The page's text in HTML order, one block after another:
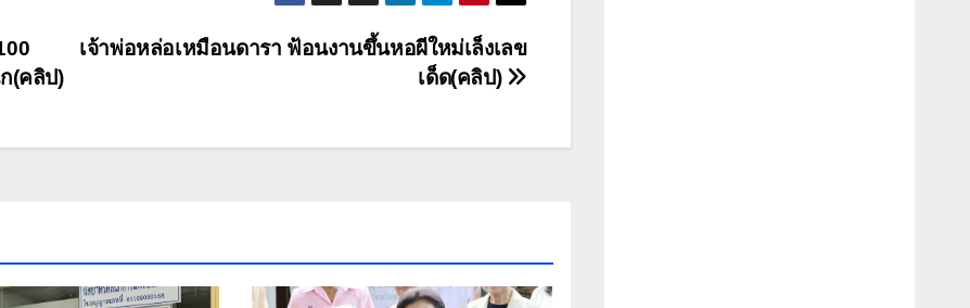
เจ้าพ่อหล่อเหมือนดารา ฟ้อนงานขึ้นหอผีใหม่เล็งเลข
เด็ด(คลิป)
(คลิป)